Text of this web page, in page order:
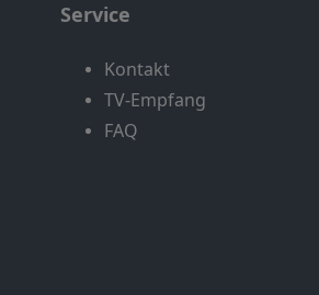
Service
Kontakt
TV-Empfang
FAQ